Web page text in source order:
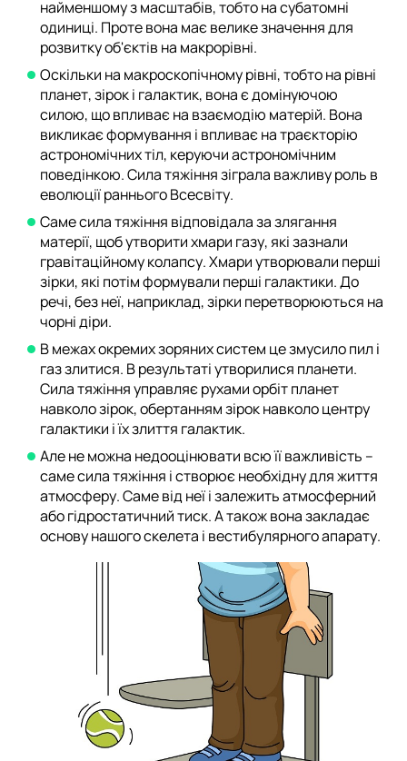
найменшому з масштабів, тобто на субатомні
одиниці. Проте вона має велике значення для
розвитку об'єктів на макрорівні.
Оскільки на макроскопічному рівні, тобто на рівні
планет, зірок і галактик, вона є домінуючою
силою, що впливає на взаємодію матерій. Вона
викликає формування і впливає на траєкторію
астрономічних тіл, керуючи астрономічним
поведінкою. Сила тяжіння зіграла важливу роль в
еволюції раннього Всесвіту.
Саме сила тяжіння відповідала за злягання
матерії, щоб утворити хмари газу, які зазнали
гравітаційному колапсу. Хмари утворювали перші
зірки, які потім формували перші галактики. До
речі, без неї, наприклад, зірки перетворюються на
чорні діри.
В межах окремих зоряних систем це змусило пил і
газ злитися. В результаті утворилися планети.
Сила тяжіння управляє рухами орбіт планет
навколо зірок, обертанням зірок навколо центру
галактики і їх злиття галактик.
Але не можна недооцінювати всю її важливість –
саме сила тяжіння і створює необхідну для життя
атмосферу. Саме від неї і залежить атмосферний
або гідростатичний тиск. А також вона закладає
основу нашого скелета і вестибулярного апарату.